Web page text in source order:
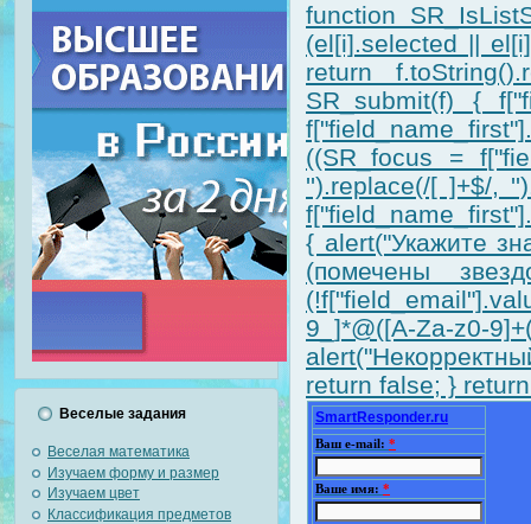
Веселые задания
Веселая математика
Изучаем форму и размер
Изучаем цвет
Классификация предметов
function
(el[i].selected ||
return
SR_submit(f) {
((SR_focus =
'').replace(/[ ]+$/,
{ alert("Укажите
(помечены
9_]*@([A-Za-z0-
return false; }
SmartResponder.ru
Ваш e-mail: *
Ваше имя: *